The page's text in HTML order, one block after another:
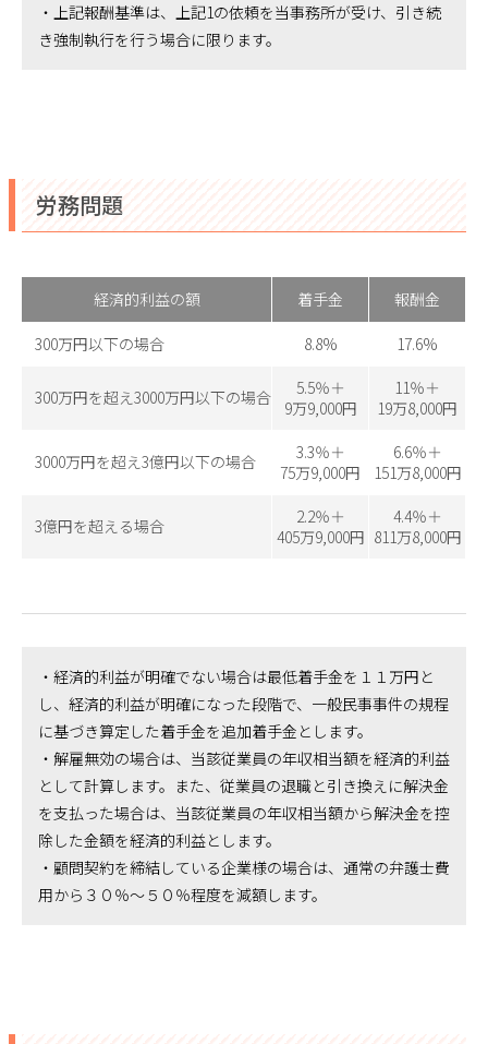
・上記報酬基準は、上記1の依頼を当事務所が受け、引き続
き強制執行を行う場合に限ります。
労務問題
経済的利益の額 着手金 報酬金
300万円以下の場合 8.8% 17.6%
300万円を超え3000万円以下の場合
5.5％＋
9万9,000円
11％＋
19万8,000円
3000万円を超え3億円以下の場合
3.3％＋
75万9,000円
6.6％＋
151万8,000円
3億円を超える場合
2.2％＋
405万9,000円
4.4％＋
811万8,000円
・経済的利益が明確でない場合は最低着手金を１１万円と
し、経済的利益が明確になった段階で、一般民事事件の規程
に基づき算定した着手金を追加着手金とします。
・解雇無効の場合は、当該従業員の年収相当額を経済的利益
として計算します。また、従業員の退職と引き換えに解決金
を支払った場合は、当該従業員の年収相当額から解決金を控
除した金額を経済的利益とします。
・顧問契約を締結している企業様の場合は、通常の弁護士費
用から３０％～５０％程度を減額します。